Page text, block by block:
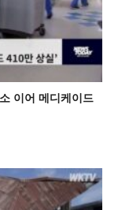
이어 메디케이드